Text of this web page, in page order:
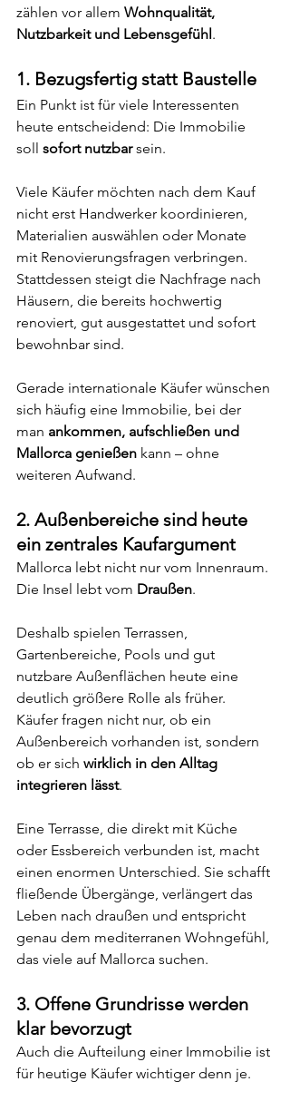
zählen vor allem Wohnqualität,
Nutzbarkeit und Lebensgefühl.
1. Bezugsfertig statt Baustelle
Ein Punkt ist für viele Interessenten
heute entscheidend: Die Immobilie
soll sofort nutzbar sein.
Viele Käufer möchten nach dem Kauf
nicht erst Handwerker koordinieren,
Materialien auswählen oder Monate
mit Renovierungsfragen verbringen.
Stattdessen steigt die Nachfrage nach
Häusern, die bereits hochwertig
renoviert, gut ausgestattet und sofort
bewohnbar sind.
Gerade internationale Käufer wünschen
sich häufig eine Immobilie, bei der
man ankommen, aufschließen und
Mallorca genießen kann – ohne
weiteren Aufwand.
2. Außenbereiche sind heute
ein zentrales Kaufargument
Mallorca lebt nicht nur vom Innenraum.
Die Insel lebt vom Draußen.
Deshalb spielen Terrassen,
Gartenbereiche, Pools und gut
nutzbare Außenflächen heute eine
deutlich größere Rolle als früher.
Käufer fragen nicht nur, ob ein
Außenbereich vorhanden ist, sondern
ob er sich wirklich in den Alltag
integrieren lässt.
Eine Terrasse, die direkt mit Küche
oder Essbereich verbunden ist, macht
einen enormen Unterschied. Sie schafft
fließende Übergänge, verlängert das
Leben nach draußen und entspricht
genau dem mediterranen Wohngefühl,
das viele auf Mallorca suchen.
3. Offene Grundrisse werden
klar bevorzugt
Auch die Aufteilung einer Immobilie ist
für heutige Käufer wichtiger denn je.